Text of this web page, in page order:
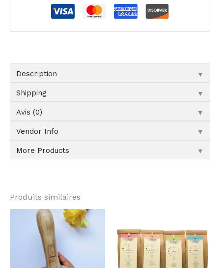
Description ▼
Shipping ▼
Avis (0) ▼
Vendor Info ▼
More Products ▼
Produits similaires